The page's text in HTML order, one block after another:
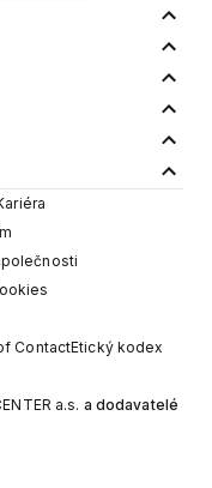
ContactEtický kodex
a.s. a dodavatelé